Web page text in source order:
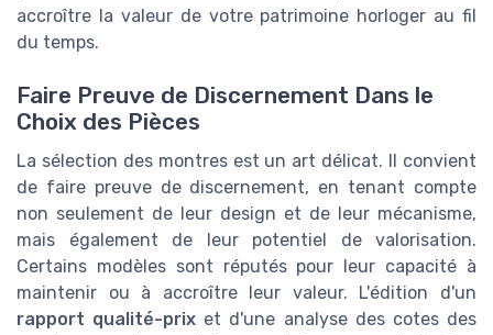
accroître la valeur de votre patrimoine horloger au fil
du temps.
Faire Preuve de Discernement Dans le
Choix des Pièces
La sélection des montres est un art délicat. Il convient
de faire preuve de discernement, en tenant compte
non seulement de leur design et de leur mécanisme,
mais également de leur potentiel de valorisation.
Certains modèles sont réputés pour leur capacité à
maintenir ou à accroître leur valeur. L'édition d'un
rapport qualité-prix et d'une analyse des cotes des